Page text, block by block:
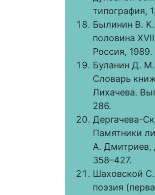
типография,
Былинин В.
половина
Россия,
Буланин Д.
Словарь
Лихачева.
286.
Дергачева-
Памятники
А. Дмитриев,
358–427.
Шаховской
поэзия